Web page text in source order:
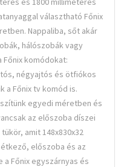
választható Főnix
Nappaliba, sőt akár
hálószobák vagy
Főnix komódokat:
négyajtós és ötfiókos
a Főnix tv komód is.
egyedi méretben és
az előszoba díszei
amit 148x830x32
előszoba és az
Főnix egyszárnyas és